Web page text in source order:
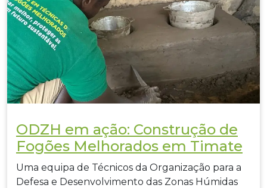
ODZH em ação: Construção de
Fogões Melhorados em Timate
Uma equipa de Técnicos da Organização para a
Defesa e Desenvolvimento das Zonas Húmidas